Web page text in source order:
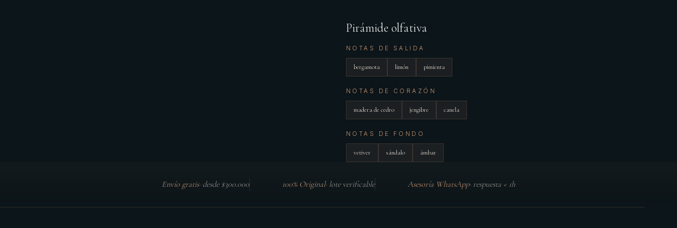
Pirámide olfativa
NOTAS DE SALIDA
bergamota limón pimienta
NOTAS DE CORAZÓN
madera de cedro jengibre canela
NOTAS DE FONDO
vetiver sándalo ámbar
Envío gratis· desde $300.000 100% Original· lote verificable Asesoría WhatsApp· respuesta < 1h